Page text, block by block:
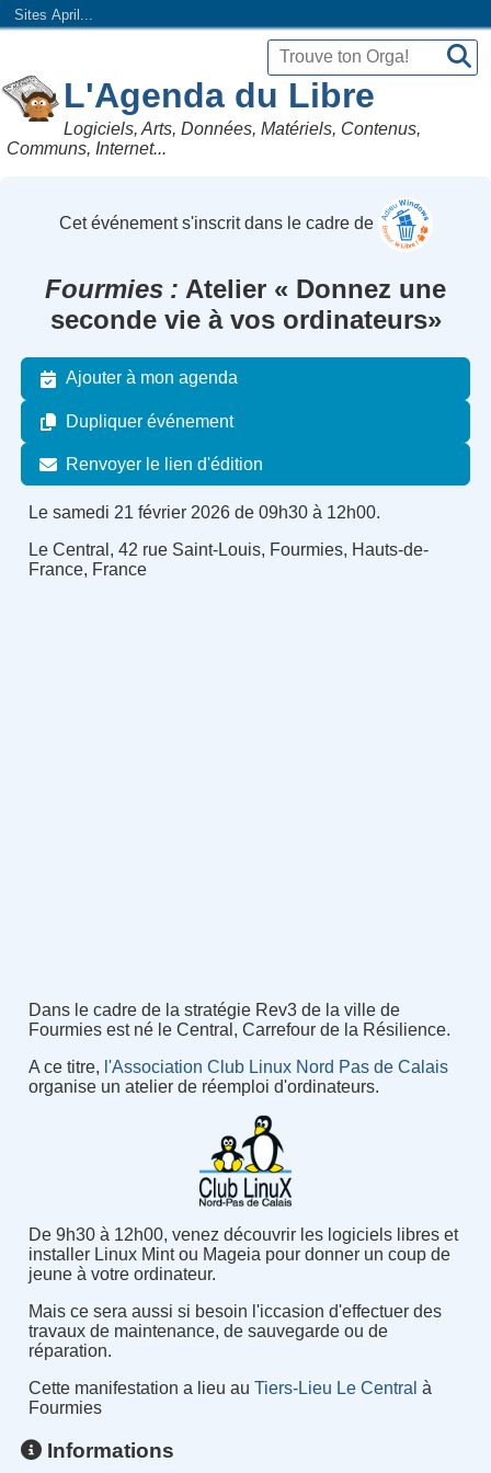
Sites April...
L'Agenda du Libre
Logiciels, Arts, Données, Matériels, Contenus,
Communs, Internet...
Cet événement s'inscrit dans le cadre de
Fourmies
Atelier « Donnez une
seconde vie à vos ordinateurs»
Ajouter à mon agenda
Dupliquer événement
Renvoyer le lien d'édition
Le samedi 21 février 2026 de 09h30 à 12h00.
Le Central, 42 rue Saint-Louis, Fourmies, Hauts-de-
France, France
Dans le cadre de la stratégie Rev3 de la ville de
Fourmies est né le Central, Carrefour de la Résilience.
A ce titre, l'Association Club Linux Nord Pas de Calais
organise un atelier de réemploi d'ordinateurs.
De 9h30 à 12h00, venez découvrir les logiciels libres et
installer Linux Mint ou Mageia pour donner un coup de
jeune à votre ordinateur.
Mais ce sera aussi si besoin l'iccasion d'effectuer des
travaux de maintenance, de sauvegarde ou de
réparation.
Cette manifestation a lieu au Tiers-Lieu Le Central à
Fourmies
Informations